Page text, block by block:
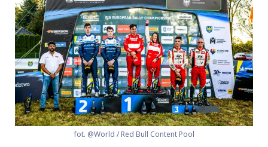
fot. @World / Red Bull Content Pool